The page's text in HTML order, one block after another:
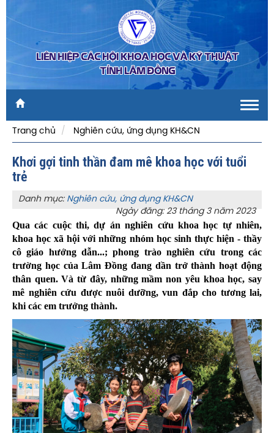
LIÊN HIỆP CÁC HỘI KHOA HỌC VÀ KỸ THUẬT
TỈNH LÂM ĐỒNG
Trang chủ
Nghiên cứu, ứng dụng KH&CN
Khơi gợi tinh thần đam mê khoa học với tuổi
trẻ
Danh mục: Nghiên cứu, ứng dụng KH&CN
Ngày đăng: 23 tháng 3 năm 2023
Qua các cuộc thi, dự án nghiên cứu khoa học tự nhiên,
khoa học xã hội với những nhóm học sinh thực hiện - thầy
cô giáo hướng dẫn...; phong trào nghiên cứu trong các
trường học của Lâm Đồng đang dần trở thành hoạt động
thân quen. Và từ đây, những mầm non yêu khoa học, say
mê nghiên cứu được nuôi dưỡng, vun đắp cho tương lai,
khi các em trưởng thành.